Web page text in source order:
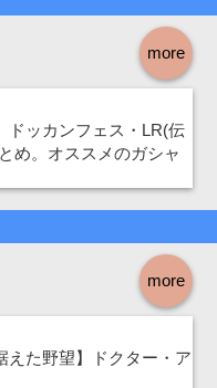
more
ドッカンフェス・LR(伝
め。オススメのガシャ
more
えた野望】ドクター・ア